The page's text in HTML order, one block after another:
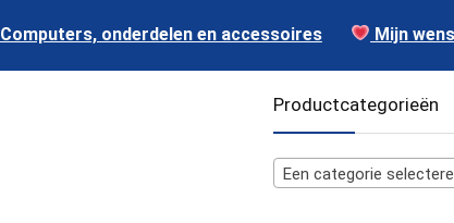
Computers, onderdelen en accessoires Mijn
Productcategorieën
Een categorie